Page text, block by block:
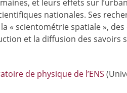
et leurs effets sur
nationales. Ses
« scientométrie spatiale »,
et la diffusion des savoirs
de physique de l’ENS